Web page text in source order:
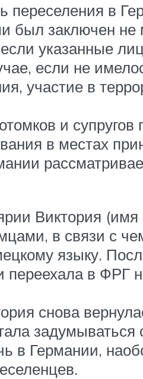
переселения в
был заключен не
указанные
если не
участие в
и супругов
в местах
Виктория
в связи с
языку.
в ФРГ
снова
задумываться
в Германии,